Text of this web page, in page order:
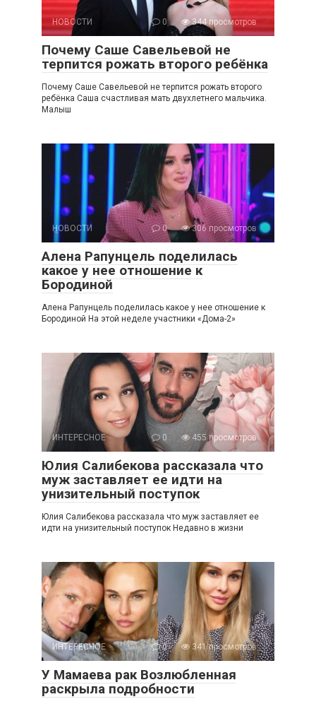
НОВОСТИ 0 344 просмотров
Почему Саше Савельевой не
терпится рожать второго ребёнка
Почему Саше Савельевой не терпится рожать второго
ребёнка Саша счастливая мать двухлетнего мальчика.
Малыш
НОВОСТИ 0 306 просмотров
Алена Рапунцель поделилась
какое у нее отношение к
Бородиной
Алена Рапунцель поделилась какое у нее отношение к
Бородиной На этой неделе участники «Дома-2»
ИНТЕРЕСНОЕ 0 455 просмотров
Юлия Салибекова рассказала что
муж заставляет ее идти на
унизительный поступок
Юлия Салибекова рассказала что муж заставляет ее
идти на унизительный поступок Недавно в жизни
ИНТЕРЕСНОЕ 0 341 просмотров
У Мамаева рак Возлюбленная
раскрыла подробности